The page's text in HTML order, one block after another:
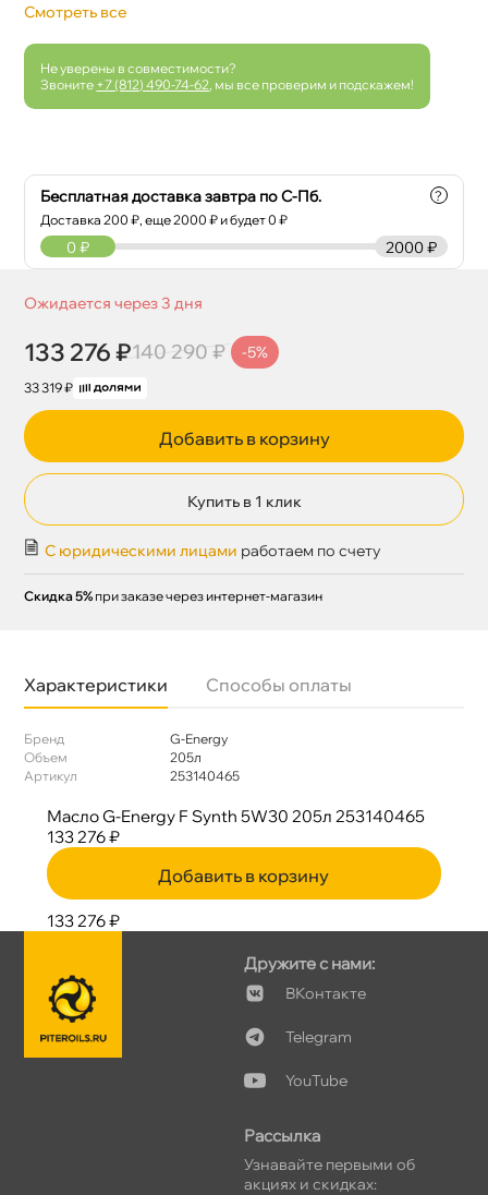
Смотреть все
Не уверены в совместимости?
Звоните +7 (812) 490-74-62 , мы все проверим и подскажем!
Бесплатная доставка завтра по С-Пб.
Доставка200 ₽, еще2000 ₽ и будет 0 ₽
?
2000 ₽
0 ₽
Ожидается через 3 дня
133 276 ₽140 290 ₽ -5%
33 319 ₽
Добавить в корзину
Купить в 1 клик
С юридическими лицами работаем по счету
Скидка 5% при заказе через интернет-магазин
Характеристики Способы оплаты
Бренд
G-Energy
Объем
205л
Артикул
253140465
Масло G-Energy F Synth 5W30 205л 253140465
133 276 ₽
Добавить в корзину
133 276 ₽
Дружите с нами:
Контакте
Telegram
YouTube
Рассылка
Узнавайте первыми о
акциях и скидках: